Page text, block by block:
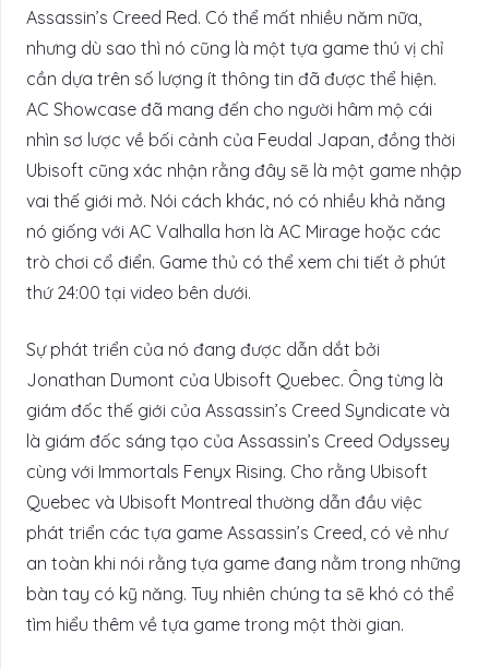
Assassin’s Creed Red. Có thể mất nhiều năm nữa,
nhưng dù sao thì nó cũng là một tựa game thú vị chỉ
cần dựa trên số lượng ít thông tin đã được thể hiện.
AC Showcase đã mang đến cho người hâm mộ cái
nhìn sơ lược về bối cảnh của Feudal Japan, đồng thời
Ubisoft cũng xác nhận rằng đây sẽ là một game nhập
vai thế giới mở. Nói cách khác, nó có nhiều khả năng
nó giống với AC Valhalla hơn là AC Mirage hoặc các
trò chơi cổ điển. Game thủ có thể xem chi tiết ở phút
thứ 24:00 tại video bên dưới.
Sự phát triển của nó đang được dẫn dắt bởi
Jonathan Dumont của Ubisoft Quebec. Ông từng là
giám đốc thế giới của Assassin’s Creed Syndicate và
là giám đốc sáng tạo của Assassin’s Creed Odyssey
cùng với Immortals Fenyx Rising. Cho rằng Ubisoft
Quebec và Ubisoft Montreal thường dẫn đầu việc
phát triển các tựa game Assassin’s Creed, có vẻ như
an toàn khi nói rằng tựa game đang nằm trong những
bàn tay có kỹ năng. Tuy nhiên chúng ta sẽ khó có thể
tìm hiểu thêm về tựa game trong một thời gian.